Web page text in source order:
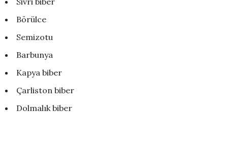
Börülce
Semizotu
Barbunya
Kapya biber
Çarliston biber
Dolmalık biber